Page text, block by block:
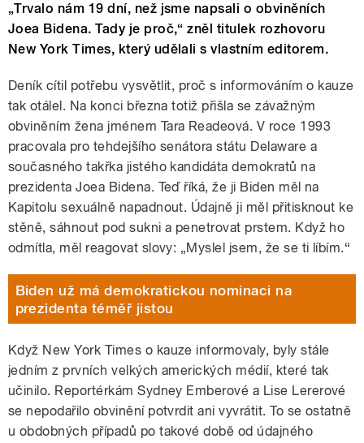
„Trvalo nám 19 dní, než jsme napsali o obviněních
Joea Bidena. Tady je proč,“ zněl titulek rozhovoru
New York Times, který udělali s vlastním editorem.
Deník cítil potřebu vysvětlit, proč s informováním o kauze
tak otálel. Na konci března totiž přišla se závažným
obviněním žena jménem Tara Readeová. V roce 1993
pracovala pro tehdejšího senátora státu Delaware a
současného takřka jistého kandidáta demokratů na
prezidenta Joea Bidena. Teď říká, že ji Biden měl na
Kapitolu sexuálně napadnout. Údajně ji měl přitisknout ke
stěně, sáhnout pod sukni a penetrovat prstem. Když ho
odmítla, měl reagovat slovy: „Myslel jsem, že se ti líbím.“
Biden už má demokratickou nominaci na
prezidenta téměř jistou
Když New York Times o kauze informovaly, byly stále
jedním z prvních velkých amerických médií, které tak
učinilo. Reportérkám Sydney Emberové a Lise Lererové
se nepodařilo obvinění potvrdit ani vyvrátit. To se ostatně
u obdobných případů po takové době od údajného